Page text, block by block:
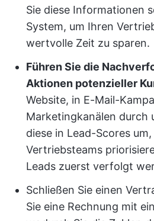
Sie diese Informationen
System, um Ihren
wertvolle Zeit zu sparen.
Führen Sie die
Aktionen potenzieller
Website, in E-Mail-
Marketingkanälen durch
diese in Lead-Scores
Vertriebsteams
Leads zuerst verfolgt
Schließen Sie einen
Sie eine Rechnung mit